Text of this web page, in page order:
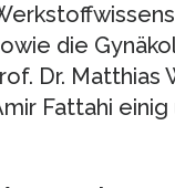
die
Dr. Matthias
Fattahi